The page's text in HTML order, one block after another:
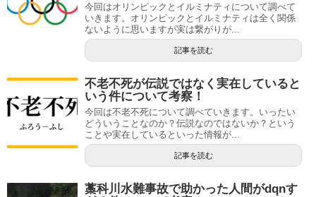
今回はオリンピックとイルミナティについて調べて
いきます。オリンピックとイルミナティは全く関係
ないように思いますが実は繋がりが...
記事を読む
不老不死が伝説ではなく実在していると
いう件について考察！
今回は不老不死について調べていきます。いったい
どういうことなのか？伝説なのではないか？という
ことや実在しているといった情報が...
記事を読む
藁科川水難事故で助かった人間がdqnす